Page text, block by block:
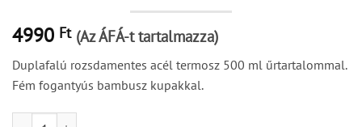
4990 Ft (Az ÁFÁ-t tartalmazza)
Duplafalú rozsdamentes acél termosz 500 ml űrtartalommal.
Fém fogantyús bambusz kupakkal.